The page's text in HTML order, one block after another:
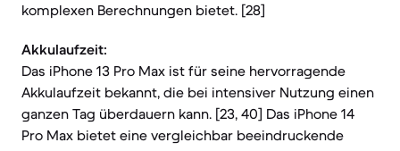
komplexen Berechnungen bietet. [28]
Akkulaufzeit:
Das iPhone 13 Pro Max ist für seine hervorragende
Akkulaufzeit bekannt, die bei intensiver Nutzung einen
ganzen Tag überdauern kann. [23, 40] Das iPhone 14
Pro Max bietet eine vergleichbar beeindruckende